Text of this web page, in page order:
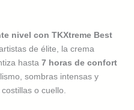
nivel con TKXtreme Best
de élite, la crema
hasta 7 horas de confort
sombras intensas y
o cuello.